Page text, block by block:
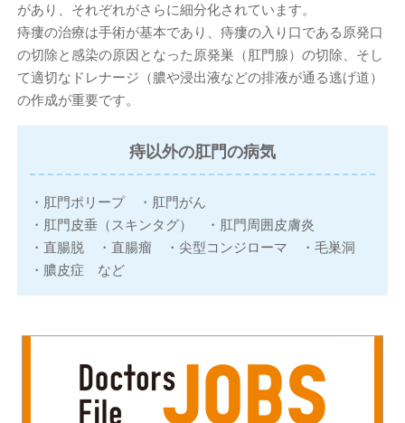
があり、それぞれがさらに細分化されています。
痔瘻の治療は手術が基本であり、痔瘻の入り口である原発口
の切除と感染の原因となった原発巣（肛門腺）の切除、そし
て適切なドレナージ（膿や浸出液などの排液が通る逃げ道）
の作成が重要です。
痔以外の肛門の病気
・肛門ポリープ
・肛門がん
・肛門皮垂（スキンタグ）
・肛門周囲皮膚炎
・直腸脱
・直腸瘤 ・尖型コンジローマ
・毛巣洞
・膿皮症 など